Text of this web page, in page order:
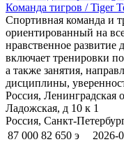
Команда тигров / Tiger
Спортивная команда и
ориентированный на
нравственное развитие
включает тренировки
а также занятия,
дисциплины,
Россия,
Ладожская, д 10 к 1
Россия, Санкт-
87 000 82 650 э
2026-